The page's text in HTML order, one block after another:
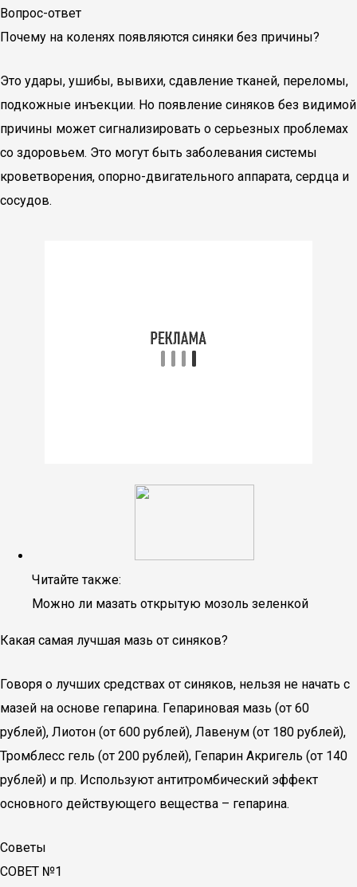
Вопрос-ответ
Почему на коленях появляются синяки без причины?
Это удары, ушибы, вывихи, сдавление тканей, переломы,
подкожные инъекции. Но появление синяков без видимой
причины может сигнализировать о серьезных проблемах
со здоровьем. Это могут быть заболевания системы
кроветворения, опорно-двигательного аппарата, сердца и
сосудов.
Читайте также:
Можно ли мазать открытую мозоль зеленкой
Какая самая лучшая мазь от синяков?
Говоря о лучших средствах от синяков, нельзя не начать с
мазей на основе гепарина. Гепариновая мазь (от 60
рублей), Лиотон (от 600 рублей), Лавенум (от 180 рублей),
Тромблесс гель (от 200 рублей), Гепарин Акригель (от 140
рублей) и пр. Используют антитромбический эффект
основного действующего вещества – гепарина.
Советы
СОВЕТ №1